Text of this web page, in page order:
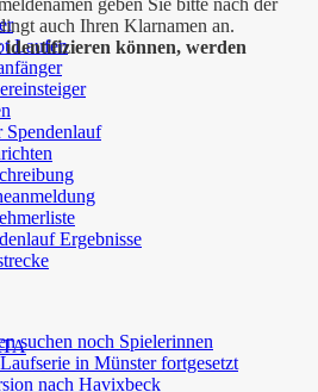
Laufen
Spendenlauf
Ergebnisse
auch Ihren Klarnamen an.
können, werden
suchen noch Spielerinnen
in Münster fortgesetzt
nach Havixbeck